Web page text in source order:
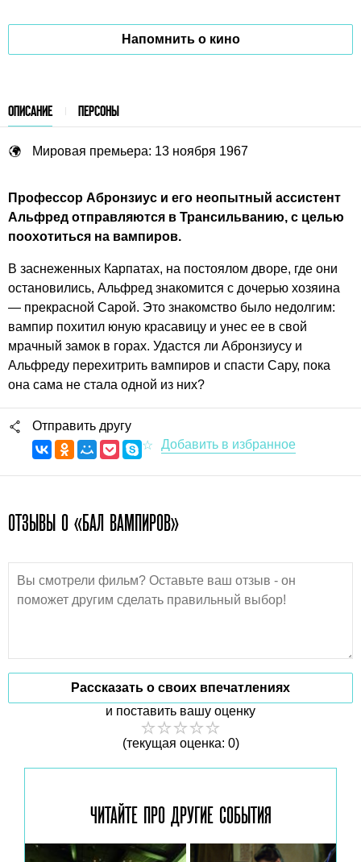
Напомнить о кино
ОПИСАНИЕ ПЕРСОНЫ
Мировая премьера: 13 ноября 1967
Профессор Абронзиус и его неопытный ассистент
Альфред отправляются в Трансильванию, с целью
поохотиться на вампиров.
В заснеженных Карпатах, на постоялом дворе, где они
остановились, Альфред знакомится с дочерью хозяина
— прекрасной Сарой. Это знакомство было недолгим:
вампир похитил юную красавицу и унес ее в свой
мрачный замок в горах. Удастся ли Абронзиусу и
Альфреду перехитрить вампиров и спасти Сару, пока
она сама не стала одной из них?
Отправить другу
ОТЗЫВЫ О «БАЛ ВАМПИРОВ»
Рассказать о своих впечатлениях
и поставить вашу оценку
(текущая оценка: 0)
ЧИТАЙТЕ ПРО ДРУГИЕ СОБЫТИЯ